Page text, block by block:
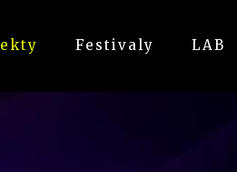
Festivaly LAB